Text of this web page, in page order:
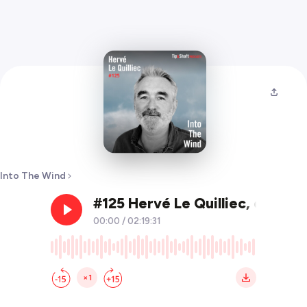
Into The Wind